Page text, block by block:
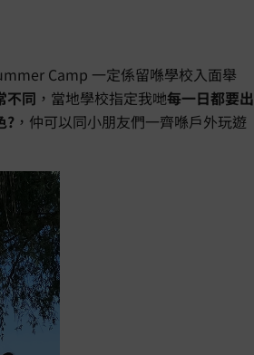
Camp 一定係留喺學校入面舉
不同 ，當地學校指定我哋每一日都要出
? ，仲可以同小朋友們一齊喺戶外玩遊